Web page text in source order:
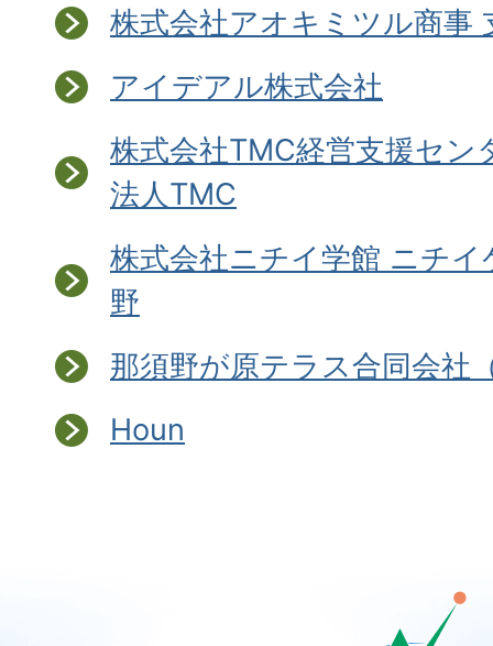
株式会社アオキミツル商事
アイデアル株式会社
株式会社TMC経営支援セン
法人TMC
株式会社ニチイ学館 ニチ
野
那須野が原テラス合同会社
Houn